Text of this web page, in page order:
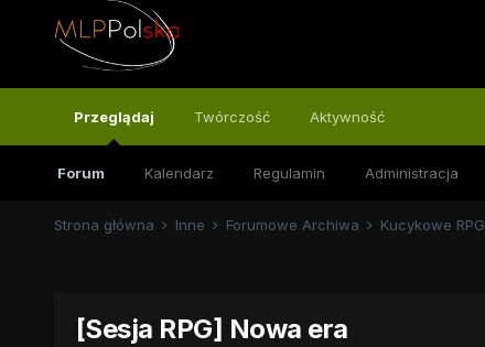
Przeglądaj
Forum Kalendarz Regulamin Administracja
Twórczość Aktywność
Strona główna Inne Forumowe Archiwa Kucykowe RPG
[Sesja RPG] Nowa era